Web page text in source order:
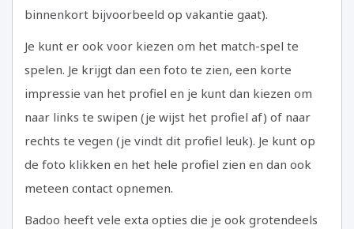
binnenkort bijvoorbeeld op vakantie gaat).
Je kunt er ook voor kiezen om het match-spel te
spelen. Je krijgt dan een foto te zien, een korte
impressie van het profiel en je kunt dan kiezen om
naar links te swipen (je wijst het profiel af) of naar
rechts te vegen (je vindt dit profiel leuk). Je kunt op
de foto klikken en het hele profiel zien en dan ook
meteen contact opnemen.
Badoo heeft vele exta opties die je ook grotendeels